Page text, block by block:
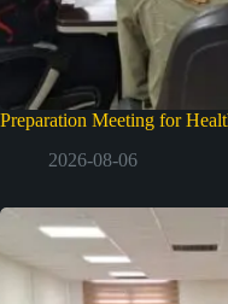
Preparation Meeting for
2026-08-06